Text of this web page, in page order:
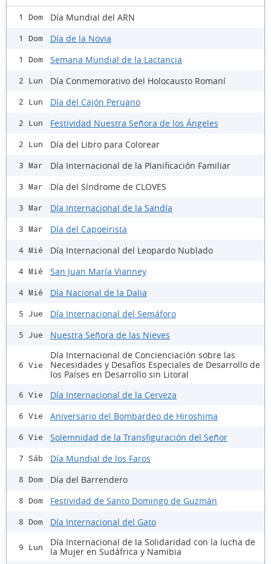
1 Dom Día Mundial del ARN
1 Dom Día de la Novia
1 Dom Semana Mundial de la Lactancia
2 Lun Día Conmemorativo del Holocausto Romaní
2 Lun Día del Cajón Peruano
2 Lun Festividad Nuestra Señora de los Ángeles
2 Lun Día del Libro para Colorear
3 Mar Día Internacional de la Planificación Familiar
3 Mar Día del Síndrome de CLOVES
3 Mar Día Internacional de la Sandía
3 Mar Día del Capoeirista
4 Mié Día Internacional del Leopardo Nublado
4 Mié San Juan María Vianney
4 Mié Día Nacional de la Dalia
5 Jue Día Internacional del Semáforo
5 Jue Nuestra Señora de las Nieves
6 Vie
Día Internacional de Concienciación sobre las
Necesidades y Desafíos Especiales de Desarrollo de
los Países en Desarrollo sin Litoral
6 Vie Día Internacional de la Cerveza
6 Vie Aniversario del Bombardeo de Hiroshima
6 Vie Solemnidad de la Transfiguración del Señor
7 Sáb Día Mundial de los Faros
8 Dom Día del Barrendero
8 Dom Festividad de Santo Domingo de Guzmán
8 Dom Día Internacional del Gato
9 Lun
Día Internacional de la Solidaridad con la lucha de
la Mujer en Sudáfrica y Namibia